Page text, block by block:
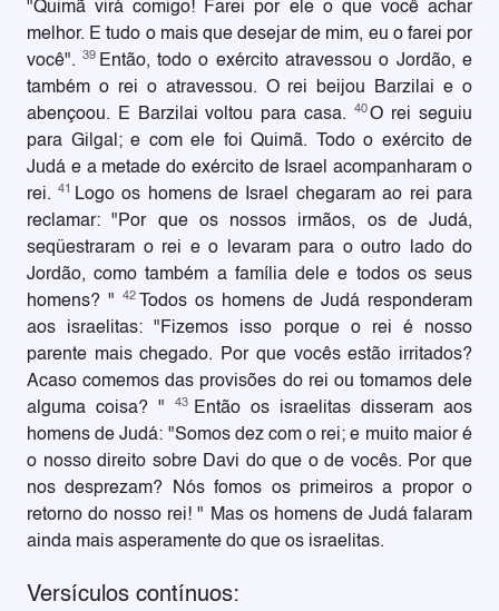
"Quimã virá comigo! Farei por ele o que você achar
melhor. E tudo o mais que desejar de mim, eu o farei por
você".39 Então, todo o exército atravessou o Jordão, e
também o rei o atravessou. O rei beijou Barzilai e o
abençoou. E Barzilai voltou para casa.
40 O rei seguiu
para Gilgal; e com ele foi Quimã. Todo o exército de
Judá e a metade do exército de Israel acompanharam o
rei.41
Logo os homens de Israel chegaram ao rei para
reclamar: "Por que os nossos irmãos, os de Judá,
seqüestraram o rei e o levaram para o outro lado do
Jordão, como também a família dele e todos os seus
homens? "
42
Todos os homens de Judá responderam
aos israelitas: "Fizemos isso porque o rei é nosso
parente mais chegado. Por que vocês estão irritados?
Acaso comemos das provisões do rei ou tomamos dele
alguma coisa? "
43
Então os israelitas disseram aos
homens de Judá: "Somos dez com o rei; e muito maior é
o nosso direito sobre Davi do que o de vocês. Por que
nos desprezam? Nós fomos os primeiros a propor o
retorno do nosso rei! " Mas os homens de Judá falaram
ainda mais asperamente do que os israelitas.
Versículos contínuos: